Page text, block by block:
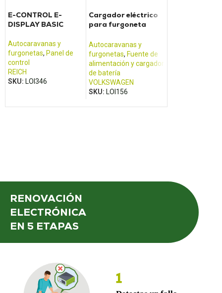
E-CONTROL E-
DISPLAY BASIC
Autocaravanas y
furgonetas, Panel de
control
REICH
SKU: LOI346
Cargador eléctrico
para furgoneta
Autocaravanas y
furgonetas, Fuente de
alimentación y cargador
de batería
VOLKSWAGEN
SKU: LOI156
RENOVACIÓN
ELECTRÓNICA
EN 5 ETAPAS